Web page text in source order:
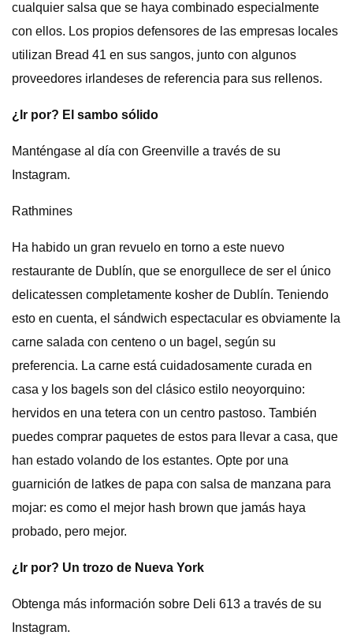
cualquier salsa que se haya combinado especialmente
con ellos. Los propios defensores de las empresas locales
utilizan Bread 41 en sus sangos, junto con algunos
proveedores irlandeses de referencia para sus rellenos.
¿Ir por? El sambo sólido
Manténgase al día con Greenville a través de su
Instagram.
Rathmines
Ha habido un gran revuelo en torno a este nuevo
restaurante de Dublín, que se enorgullece de ser el único
delicatessen completamente kosher de Dublín. Teniendo
esto en cuenta, el sándwich espectacular es obviamente la
carne salada con centeno o un bagel, según su
preferencia. La carne está cuidadosamente curada en
casa y los bagels son del clásico estilo neoyorquino:
hervidos en una tetera con un centro pastoso. También
puedes comprar paquetes de estos para llevar a casa, que
han estado volando de los estantes. Opte por una
guarnición de latkes de papa con salsa de manzana para
mojar: es como el mejor hash brown que jamás haya
probado, pero mejor.
¿Ir por? Un trozo de Nueva York
Obtenga más información sobre Deli 613 a través de su
Instagram.